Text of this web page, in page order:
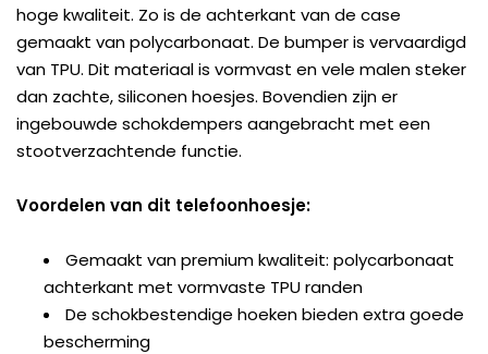
hoge kwaliteit. Zo is de achterkant van de case
gemaakt van polycarbonaat. De bumper is vervaardigd
van TPU. Dit materiaal is vormvast en vele malen steker
dan zachte, siliconen hoesjes. Bovendien zijn er
ingebouwde schokdempers aangebracht met een
stootverzachtende functie.
Voordelen van dit telefoonhoesje:
Gemaakt van premium kwaliteit: polycarbonaat
achterkant met vormvaste TPU randen
De schokbestendige hoeken bieden extra goede
bescherming